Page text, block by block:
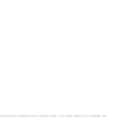
справочный характер, и ни при каких условиях не